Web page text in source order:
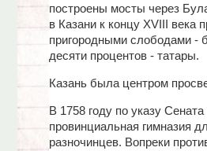
построены мосты через
в Казани к концу XVIII века
пригородными слободами -
десяти процентов - татары.
Казань была центром
В 1758 году по указу
провинциальная гимназия
разночинцев. Вопреки